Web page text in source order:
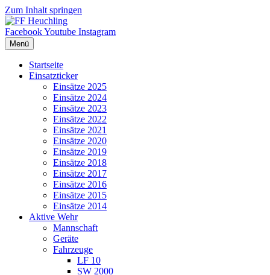
Zum Inhalt springen
FacebookYoutube Instagram
Menü
Startseite
Einsatzticker
Einsätze 2025
Einsätze 2024
Einsätze 2023
Einsätze 2022
Einsätze 2021
Einsätze 2020
Einsätze 2019
Einsätze 2018
Einsätze 2017
Einsätze 2016
Einsätze 2015
Einsätze 2014
Aktive Wehr
Mannschaft
Geräte
Fahrzeuge
LF 10
SW 2000